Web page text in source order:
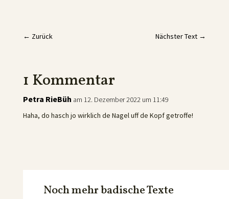
← Zurück Nächster Text →
1 Kommentar
Petra RieBüh am 12. Dezember 2022 um 11:49
Haha, do hasch jo wirklich de Nagel uff de Kopf getroffe!
Noch mehr badische Texte